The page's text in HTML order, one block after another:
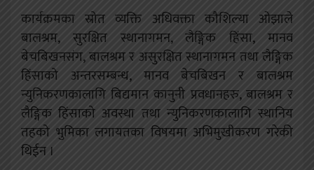
कार्यक्रमका स्रोत व्यक्ति अधिवक्ता कौशिल्या ओझाले
बालश्रम, सुरक्षित स्थानागमन, लैङ्गिक हिंसा, मानव
बेचबिखनसंग, बालश्रम र असुरक्षित स्थानागमन तथा लैङ्गिक
हिंसाको अन्तरसम्बन्ध, मानव बेचबिखन र बालश्रम
न्युनिकरणकालागि बिद्यमान कानुनी प्रवधानहरु, बालश्रम र
लैङ्गिक हिंसाको अवस्था तथा न्युनिकरणकालागि स्थानिय
तहको भुमिका लगायतका विषयमा अभिमुखीकरण गरेकी
थिईन ।